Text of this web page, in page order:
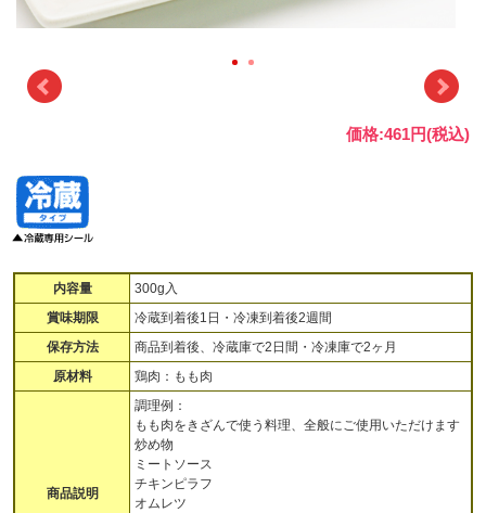
価格:461円(税込)
内容量
300g入
賞味期限
冷蔵到着後1日・冷凍到着後2週間
保存方法
商品到着後、冷蔵庫で2日間・冷凍庫で2ヶ月
原材料
鶏肉：もも肉
商品説明
調理例：
もも肉をきざんで使う料理、全般にご使用いただけます
炒め物
ミートソース
チキンピラフ
オムレツ